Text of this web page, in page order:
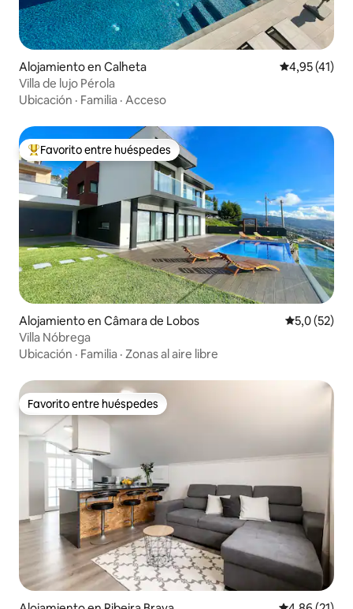
Alojamiento en Calheta Calificación
4,95 (41)
Villa de lujo Pérola
Ubicación · Familia · Acceso
Favorito entre los huéspedes más destacados
Favorito entre huéspedes
Alojamiento en Câmara de Lobos Calificación
5,0 (52)
Villa Nóbrega
Ubicación · Familia · Zonas al aire libre
Favorito entre huéspedes
Favorito entre huéspedes